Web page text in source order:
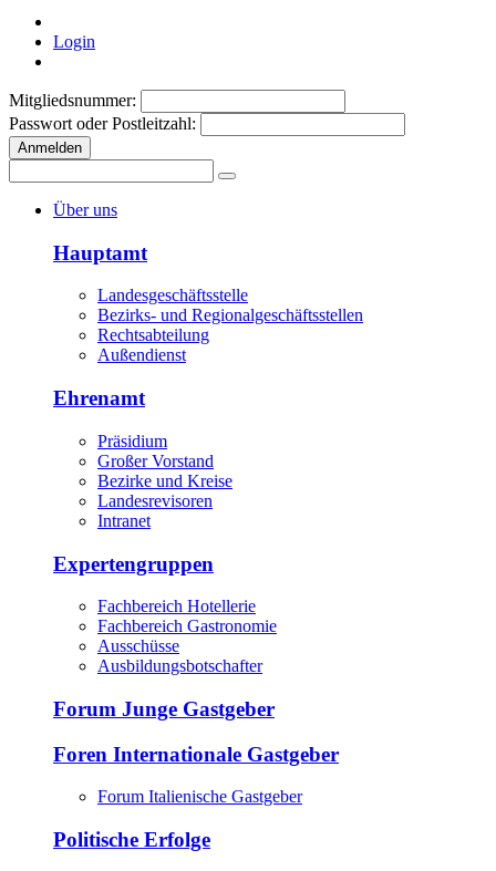
Login
Mitgliedsnummer:
Passwort oder Postleitzahl:
Anmelden
Über uns
Hauptamt
Landesgeschäftsstelle
Bezirks- und Regionalgeschäftsstellen
Rechtsabteilung
Außendienst
Ehrenamt
Präsidium
Großer Vorstand
Bezirke und Kreise
Landesrevisoren
Intranet
Expertengruppen
Fachbereich Hotellerie
Fachbereich Gastronomie
Ausschüsse
Ausbildungsbotschafter
Forum Junge Gastgeber
Foren Internationale Gastgeber
Forum Italienische Gastgeber
Politische Erfolge